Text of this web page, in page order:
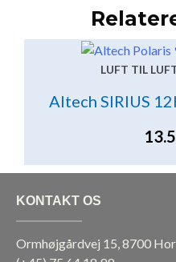
LUFT TIL
Altech SIRIUS
KONTAKT OS
Ormhøjgårdvej 15, 8700